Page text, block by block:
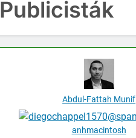
Publicisták
Abdul-Fattah Munif
anhmacintosh